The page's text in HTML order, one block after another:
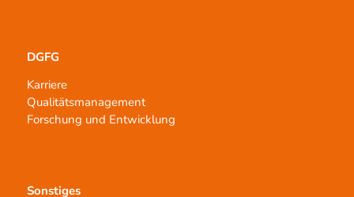
DGFG
Karriere
Qualitätsmanagement
Forschung und Entwicklung
Sonstiges